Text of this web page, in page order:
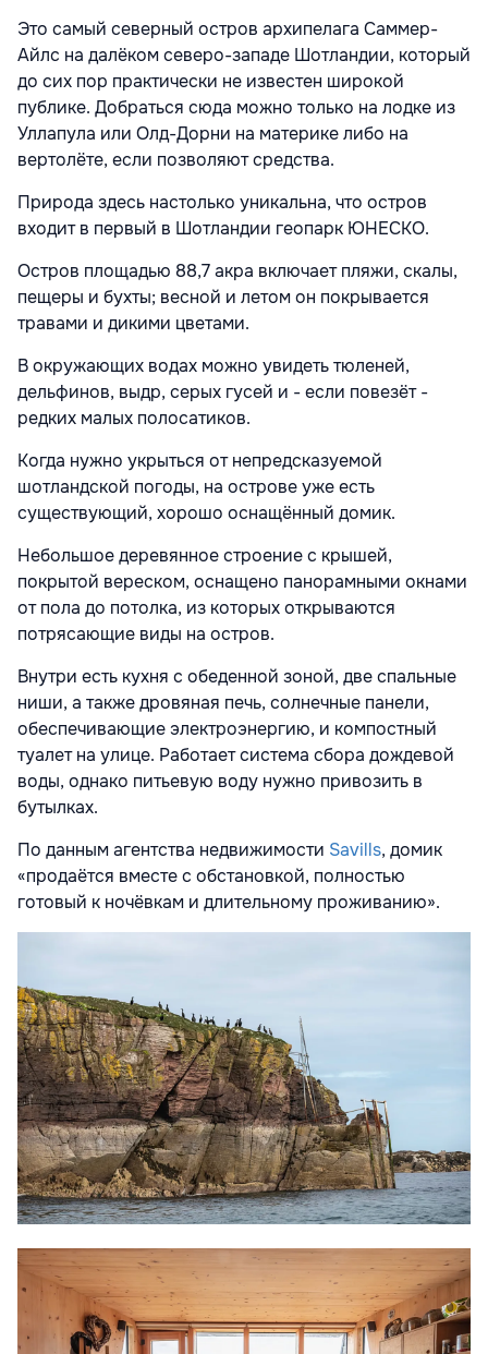
Это самый северный остров архипелага Саммер-
Айлс на далёком северо-западе Шотландии, который
до сих пор практически не известен широкой
публике. Добраться сюда можно только на лодке из
Уллапула или Олд-Дорни на материке либо на
вертолёте, если позволяют средства.
Природа здесь настолько уникальна, что остров
входит в первый в Шотландии геопарк ЮНЕСКО.
Остров площадью 88,7 акра включает пляжи, скалы,
пещеры и бухты; весной и летом он покрывается
травами и дикими цветами.
В окружающих водах можно увидеть тюленей,
дельфинов, выдр, серых гусей и - если повезёт -
редких малых полосатиков.
Когда нужно укрыться от непредсказуемой
шотландской погоды, на острове уже есть
существующий, хорошо оснащённый домик.
Небольшое деревянное строение с крышей,
покрытой вереском, оснащено панорамными окнами
от пола до потолка, из которых открываются
потрясающие виды на остров.
Внутри есть кухня с обеденной зоной, две спальные
ниши, а также дровяная печь, солнечные панели,
обеспечивающие электроэнергию, и компостный
туалет на улице. Работает система сбора дождевой
воды, однако питьевую воду нужно привозить в
бутылках.
По данным агентства недвижимости Savills, домик
«продаётся вместе с обстановкой, полностью
готовый к ночёвкам и длительному проживанию».